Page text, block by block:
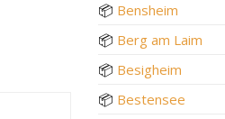
📦 Bensheim
📦 Berg am Laim
📦 Besigheim
📦 Bestensee